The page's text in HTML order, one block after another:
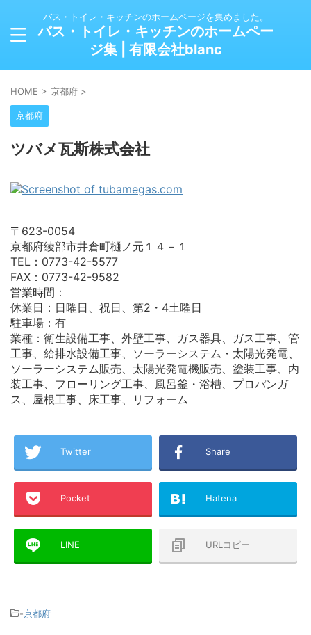
バス・トイレ・キッチンのホームページを集めました。
バス・トイレ・キッチンのホームペー
ジ集 | 有限会社blanc
HOME > 京都府 >
京都府
ツバメ瓦斯株式会社
〒623-0054
京都府綾部市井倉町樋ノ元１４－１
TEL：0773-42-5577
FAX：0773-42-9582
営業時間：
休業日：日曜日、祝日、第2・4土曜日
駐車場：有
業種：衛生設備工事、外壁工事、ガス器具、ガス工事、管
工事、給排水設備工事、ソーラーシステム・太陽光発電、
ソーラーシステム販売、太陽光発電機販売、塗装工事、内
装工事、フローリング工事、風呂釜・浴槽、プロパンガ
ス、屋根工事、床工事、リフォーム
Twitter Share
Pocket Hatena
LINE URLコピー
-京都府